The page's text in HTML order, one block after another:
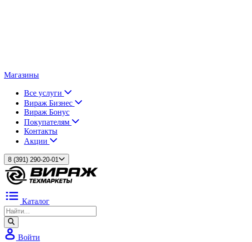
Магазины
Все услуги
Вираж Бизнес
Вираж Бонус
Покупателям
Контакты
Акции
8 (391) 290-20-01
Каталог
Войти